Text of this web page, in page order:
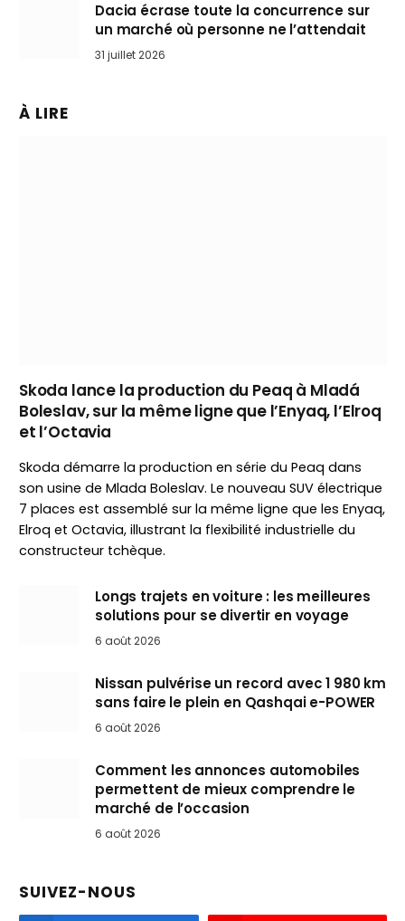
Dacia écrase toute la concurrence sur
un marché où personne ne l’attendait
31 juillet 2026
À LIRE
Skoda lance la production du Peaq à Mladá
Boleslav, sur la même ligne que l’Enyaq, l’Elroq
et l’Octavia
Skoda démarre la production en série du Peaq dans
son usine de Mlada Boleslav. Le nouveau SUV électrique
7 places est assemblé sur la même ligne que les Enyaq,
Elroq et Octavia, illustrant la flexibilité industrielle du
constructeur tchèque.
Longs trajets en voiture : les meilleures
solutions pour se divertir en voyage
6 août 2026
Nissan pulvérise un record avec 1 980 km
sans faire le plein en Qashqai e-POWER
6 août 2026
Comment les annonces automobiles
permettent de mieux comprendre le
marché de l’occasion
6 août 2026
SUIVEZ-NOUS